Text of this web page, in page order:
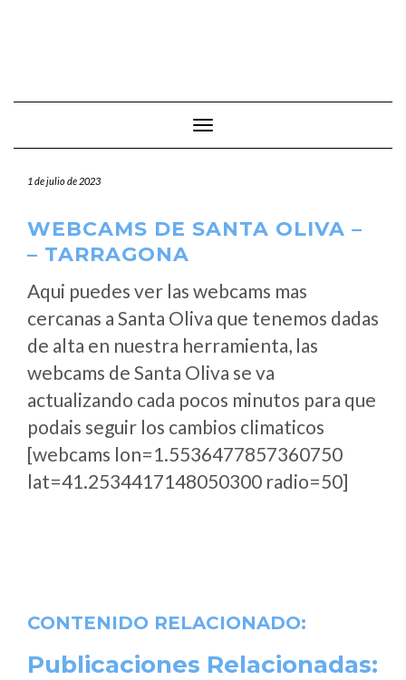
Cambiar modo de navegación
1 de julio de 2023
WEBCAMS DE SANTA OLIVA –
– TARRAGONA
Aqui puedes ver las webcams mas
cercanas a Santa Oliva que tenemos dadas
de alta en nuestra herramienta, las
webcams de Santa Oliva se va
actualizando cada pocos minutos para que
podais seguir los cambios climaticos
[webcams lon=1.5536477857360750
lat=41.2534417148050300 radio=50]
CONTENIDO RELACIONADO:
Publicaciones Relacionadas: